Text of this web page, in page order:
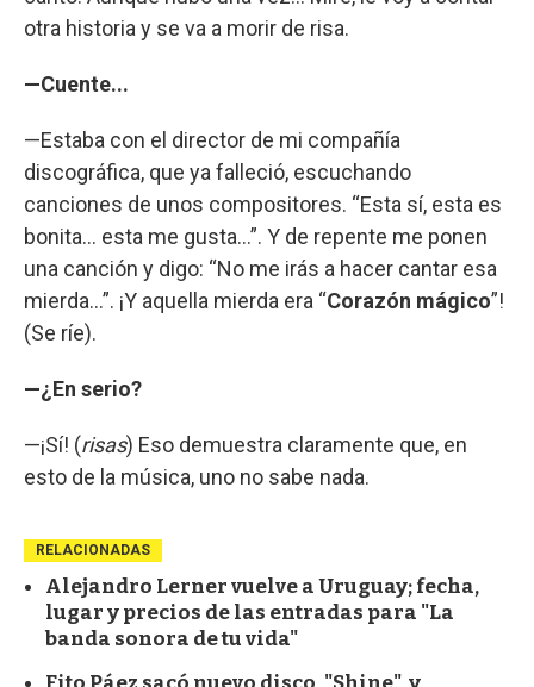
otra historia y se va a morir de risa.
—Cuente...
—Estaba con el director de mi compañía
discográfica, que ya falleció, escuchando
canciones de unos compositores. “Esta sí, esta es
bonita... esta me gusta...”. Y de repente me ponen
una canción y digo: “No me irás a hacer cantar esa
mierda...”. ¡Y aquella mierda era “Corazón mágico”!
(Se ríe).
—¿En serio?
—¡Sí! (risas) Eso demuestra claramente que, en
esto de la música, uno no sabe nada.
RELACIONADAS
Alejandro Lerner vuelve a Uruguay; fecha,
lugar y precios de las entradas para "La
banda sonora de tu vida"